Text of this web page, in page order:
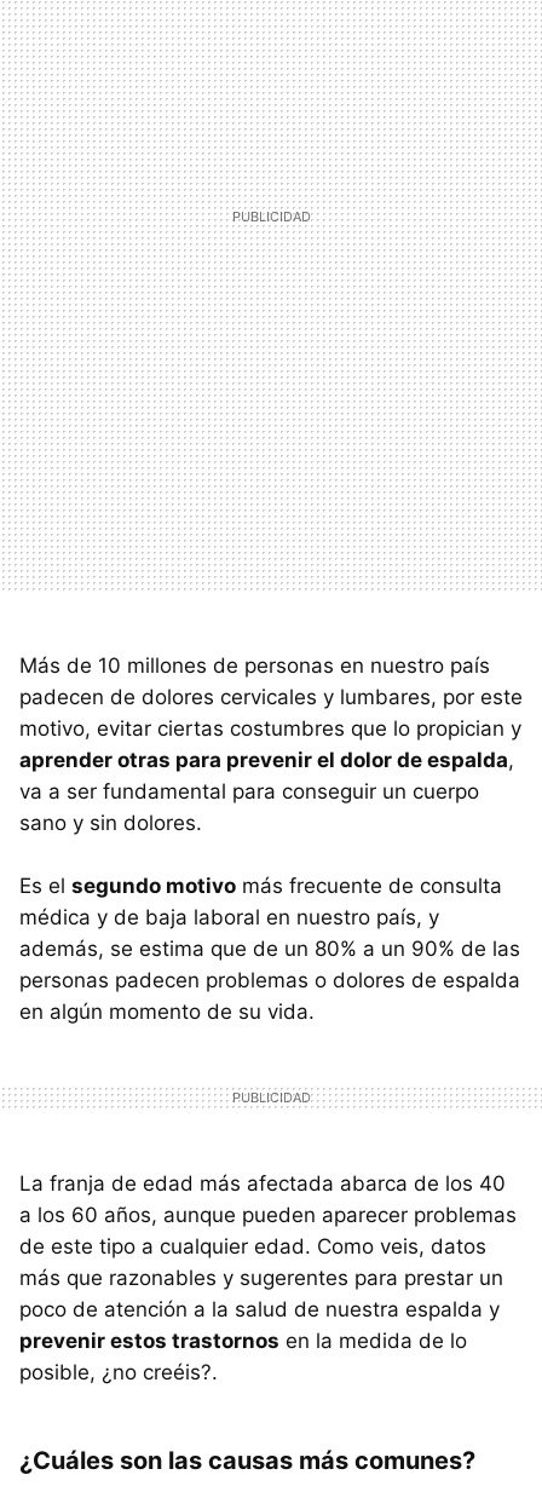
Más de 10 millones de personas en nuestro país
padecen de dolores cervicales y lumbares, por este
motivo, evitar ciertas costumbres que lo propician y
aprender otras para prevenir el dolor de espalda,
va a ser fundamental para conseguir un cuerpo
sano y sin dolores.
Es el segundo motivo más frecuente de consulta
médica y de baja laboral en nuestro país, y
además, se estima que de un 80% a un 90% de las
personas padecen problemas o dolores de espalda
en algún momento de su vida.
La franja de edad más afectada abarca de los 40
a los 60 años, aunque pueden aparecer problemas
de este tipo a cualquier edad. Como veis, datos
más que razonables y sugerentes para prestar un
poco de atención a la salud de nuestra espalda y
prevenir estos trastornos en la medida de lo
posible, ¿no creéis?.
¿Cuáles son las causas más comunes?